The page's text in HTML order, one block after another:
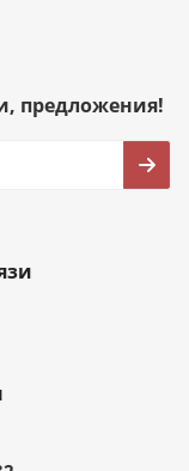
предложения!